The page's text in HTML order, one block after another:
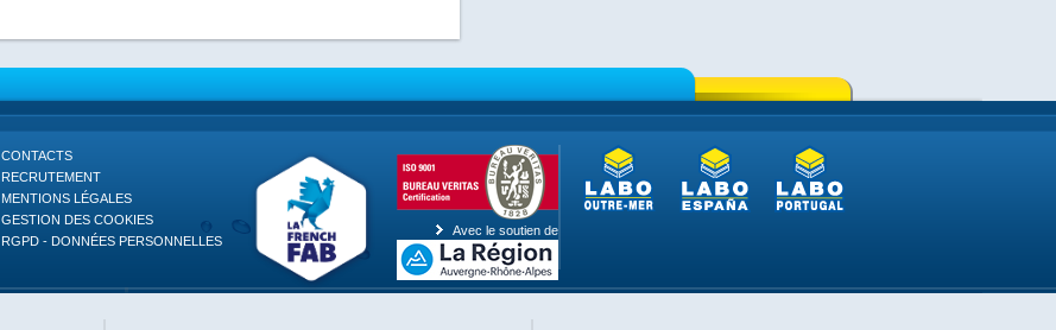
CONTACTS
RECRUTEMENT
MENTIONS LÉGALES
GESTION DES COOKIES
RGPD - DONNÉES PERSONNELLES
Avec le soutien de